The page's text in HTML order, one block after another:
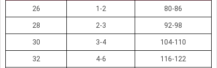
26 1-2 80-86
28 2-3 92-98
30 3-4 104-110
32 4-6 116-122